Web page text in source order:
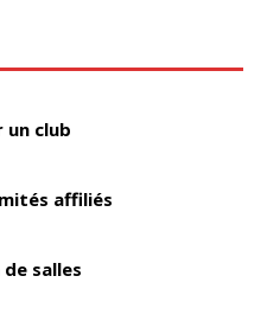
un club
affiliés
salles